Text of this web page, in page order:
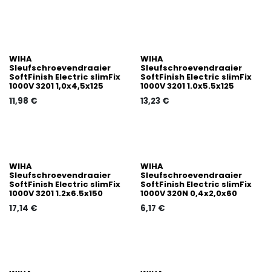
WIHA
Sleufschroevendraaier
SoftFinish Electric slimFix
1000V 3201 1,0x4,5x125
11,98 €
WIHA
Sleufschroevendraaier
SoftFinish Electric slimFix
1000V 3201 1.0x5.5x125
13,23€
WIHA
Sleufschroevendraaier
SoftFinish Electric slimFix
1000V 3201 1.2x6.5x150
17,14 €
WIHA
Sleufschroevendraaier
SoftFinish Electric slimFix
1000V 320N 0,4x2,0x60
6,17 €